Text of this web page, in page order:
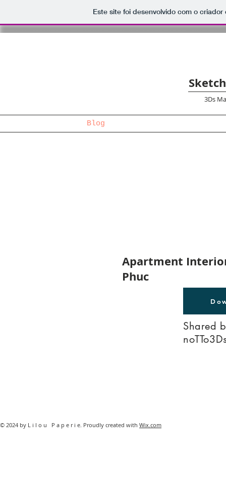
Este site foi desenvolvido com o
3Ds
Blog
Apartment
Phuc
Shared
© 2024 by L i l o u P a p e r i e. Proudly created with Wix.com